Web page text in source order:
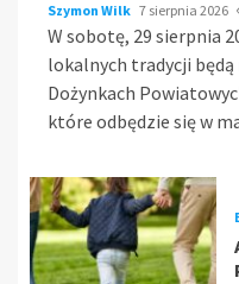
Szymon Wilk 7 sierpnia 2026
W sobotę, 29 sierpnia
lokalnych tradycji
Dożynkach
które odbędzie się w